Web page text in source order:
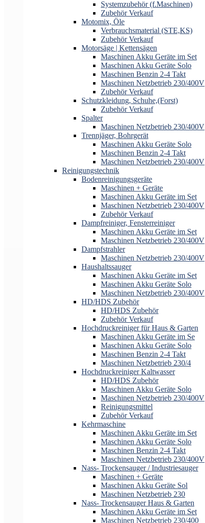
Systemzubehör (f.Maschinen)
Zubehör Verkauf
Motomix, Öle
Verbrauchsmaterial (STE,KS)
Zubehör Verkauf
Motorsäge | Kettensägen
Maschinen Akku Geräte im Set
Maschinen Akku Geräte Solo
Maschinen Benzin 2-4 Takt
Maschinen Netzbetrieb 230/400V
Zubehör Verkauf
Schutzkleidung, Schuhe,(Forst)
Zubehör Verkauf
Spalter
Maschinen Netzbetrieb 230/400V
Trennjäger, Bohrgerät
Maschinen Akku Geräte Solo
Maschinen Benzin 2-4 Takt
Maschinen Netzbetrieb 230/400V
Reinigungstechnik
Bodenreinigungsgeräte
Maschinen + Geräte
Maschinen Akku Geräte im Set
Maschinen Netzbetrieb 230/400V
Zubehör Verkauf
Dampfreiniger, Fensterreiniger
Maschinen Akku Geräte im Set
Maschinen Netzbetrieb 230/400V
Dampfstrahler
Maschinen Netzbetrieb 230/400V
Haushaltssauger
Maschinen Akku Geräte im Set
Maschinen Akku Geräte Solo
Maschinen Netzbetrieb 230/400V
HD/HDS Zubehör
HD/HDS Zubehör
Zubehör Verkauf
Hochdruckreiniger für Haus & Garten
Maschinen Akku Geräte im Se
Maschinen Akku Geräte Solo
Maschinen Benzin 2-4 Takt
Maschinen Netzbetrieb 230/4
Hochdruckreiniger Kaltwasser
HD/HDS Zubehör
Maschinen Akku Geräte Solo
Maschinen Netzbetrieb 230/400V
Reinigungsmittel
Zubehör Verkauf
Kehrmaschine
Maschinen Akku Geräte im Set
Maschinen Akku Geräte Solo
Maschinen Benzin 2-4 Takt
Maschinen Netzbetrieb 230/400V
Nass- Trockensauger / Industriesauger
Maschinen + Geräte
Maschinen Akku Geräte Sol
Maschinen Netzbetrieb 230
Nass- Trockensauger Haus & Garten
Maschinen Akku Geräte im Set
Maschinen Netzbetrieb 230/400